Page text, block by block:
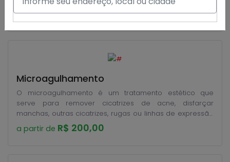
definitivo e INDOLOR. A epilação com laser diodo elimina
mais de 90% dos pelos, sendo necessário cerca de 4-6
sessões para começar a eliminar os pelos da região
eliminar por completo seus pêlos.
a partir deR$ 60,00
Microagulhamento
O microagulhamento é um tratamento estético que
serve para remover cicatrizes de acne, disfarçar
manchas, outras cicatrizes, rugas ou linhas de expressão
da pele, através de uma estimulação natural feita com
micro-agulhas que penetram na derme favorecendo a
a partir de R$ 200,00